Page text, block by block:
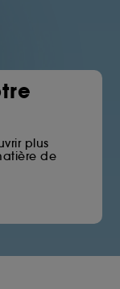
plus
de
des
les huiles